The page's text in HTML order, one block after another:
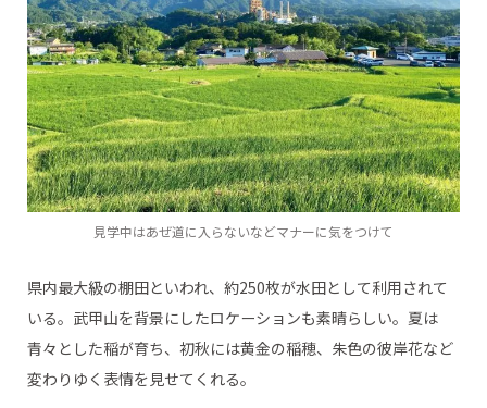
見学中はあぜ道に入らないなどマナーに気をつけて
県内最大級の棚田といわれ、約250枚が水田として利用されて
いる。武甲山を背景にしたロケーションも素晴らしい。夏は
青々とした稲が育ち、初秋には黄金の稲穂、朱色の彼岸花など
変わりゆく表情を見せてくれる。